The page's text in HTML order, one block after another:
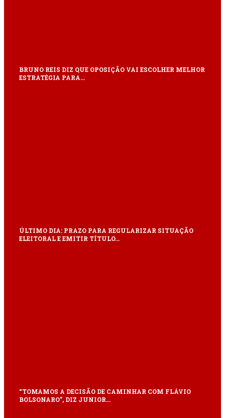
BRUNO REIS DIZ QUE OPOSIÇÃO VAI ESCOLHER MELHOR
ESTRATÉGIA PARA…
ÚLTIMO DIA: PRAZO PARA REGULARIZAR SITUAÇÃO
ELEITORAL E EMITIR TÍTULO…
“TOMAMOS A DECISÃO DE CAMINHAR COM FLÁVIO
BOLSONARO”, DIZ JUNIOR…